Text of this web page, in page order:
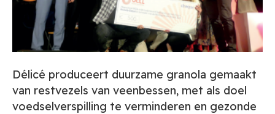
Délicé produceert duurzame granola gemaakt
van restvezels van veenbessen, met als doel
voedselverspilling te verminderen en gezonde